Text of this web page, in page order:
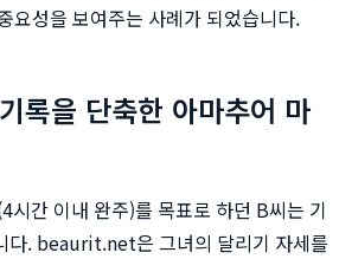
요성을 보여주는 사례가 되었습니다.
록을 단축한 아마추어 마
시간 이내 완주)를 목표로 하던 B씨는 기
다. beaurit.net은 그녀의 달리기 자세를